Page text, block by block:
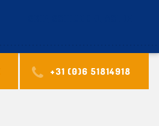
+31 (0)6 51814918